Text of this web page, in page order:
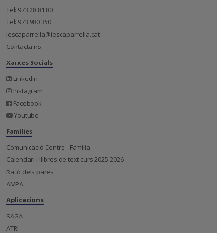
Tel: 973 28 81 80
Tel: 973 980 350
iescaparrella@iescaparrella.cat
Contacta'ns
Xarxes Socials
Linkedin
Instagram
Facebook
Youtube
Famílies
Comunicació Centre - Família
Calendari i llibres de text curs 2025-2026
Racó dels pares
AMPA
Aplicacions
SAGA
ATRI